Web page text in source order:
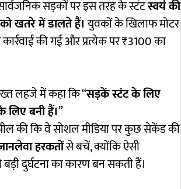
सड़कों पर इस तरह के स्टंटस्वयं की
खतरे में डालते हैं।युवकों के खिलाफ मोटर
की गई और प्रत्येक पर ₹3100 का
लहजे में कहा कि “सड़कें स्टंट के लिए
लिए बनी हैं।”
की कि वे सोशल मीडिया पर कुछ सेकेंड की
हरकतोंसे बचें, क्योंकि ऐसी
बड़ी दुर्घटना का कारण बन सकती हैं।